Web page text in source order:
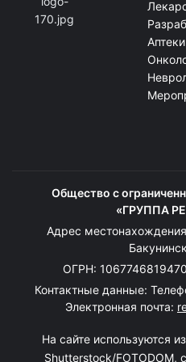
Аптеки
Общество с
«ГРУППА
Адрес
ОГРН:
Контактные данные:
Электронная почта:
На сайте используются
Shutterstock/FOTODOM,